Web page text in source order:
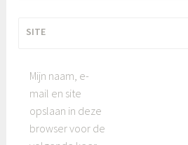
SITE
Mijn naam, e-
mail en site
opslaan in deze
browser voor de